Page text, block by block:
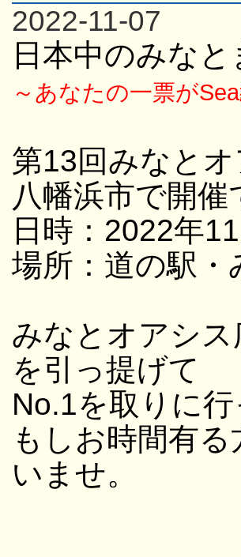
2022-11-07
日本中のみな
～あなたの一票が
第13回みなと
八幡浜市で開催
日時：2022年
場所：道の駅
みなとオアシ
を引っ提げて
No.1を取りに
もしお時間有
いませ。